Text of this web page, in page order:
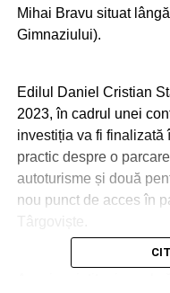
Mihai Bravu situat
Gimnaziului).
Edilul Daniel Cristian
2023, în cadrul unei
investiția va fi finalizată
practic despre o
autoturisme și două
nou punct de acces în